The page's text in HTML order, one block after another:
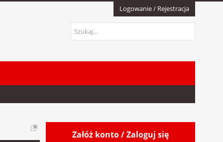
Logowanie / Rejestracja
Załóż konto / Zaloguj się